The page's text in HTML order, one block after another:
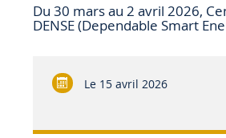
Du 30 mars au 2 avril 2026,
DENSE (Dependable Smart
Le15 avril 2026